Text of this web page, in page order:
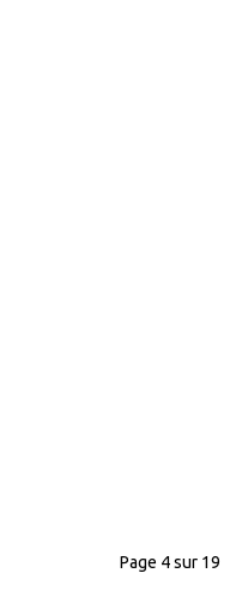
Page 4 sur 19